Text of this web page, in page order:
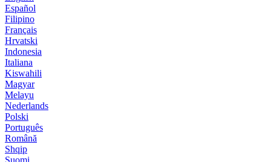
Español
Filipino
Français
Hrvatski
Indonesia
Italiana
Kiswahili
Magyar
Melayu
Nederlands
Polski
Português
Română
Shqip
Suomi